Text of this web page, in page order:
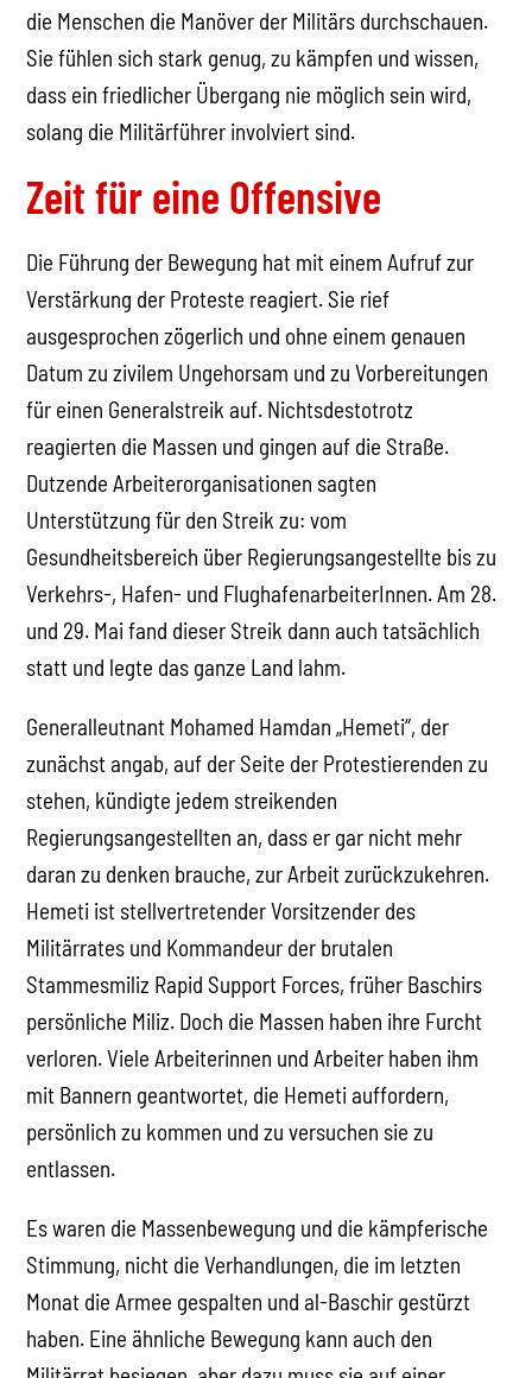
die Menschen die Manöver der Militärs durchschauen.
Sie fühlen sich stark genug, zu kämpfen und wissen,
dass ein friedlicher Übergang nie möglich sein wird,
solang die Militärführer involviert sind.
Zeit für eine Offensive
Die Führung der Bewegung hat mit einem Aufruf zur
Verstärkung der Proteste reagiert. Sie rief
ausgesprochen zögerlich und ohne einem genauen
Datum zu zivilem Ungehorsam und zu Vorbereitungen
für einen Generalstreik auf. Nichtsdestotrotz
reagierten die Massen und gingen auf die Straße.
Dutzende Arbeiterorganisationen sagten
Unterstützung für den Streik zu: vom
Gesundheitsbereich über Regierungsangestellte bis zu
Verkehrs-, Hafen- und FlughafenarbeiterInnen. Am 28.
und 29. Mai fand dieser Streik dann auch tatsächlich
statt und legte das ganze Land lahm.
Generalleutnant Mohamed Hamdan „Hemeti“, der
zunächst angab, auf der Seite der Protestierenden zu
stehen, kündigte jedem streikenden
Regierungsangestellten an, dass er gar nicht mehr
daran zu denken brauche, zur Arbeit zurückzukehren.
Hemeti ist stellvertretender Vorsitzender des
Militärrates und Kommandeur der brutalen
Stammesmiliz Rapid Support Forces, früher Baschirs
persönliche Miliz. Doch die Massen haben ihre Furcht
verloren. Viele Arbeiterinnen und Arbeiter haben ihm
mit Bannern geantwortet, die Hemeti auffordern,
persönlich zu kommen und zu versuchen sie zu
entlassen.
Es waren die Massenbewegung und die kämpferische
Stimmung, nicht die Verhandlungen, die im letzten
Monat die Armee gespalten und al-Baschir gestürzt
haben. Eine ähnliche Bewegung kann auch den